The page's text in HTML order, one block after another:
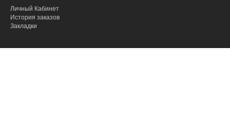
Личный Кабинет
История заказов
Закладки